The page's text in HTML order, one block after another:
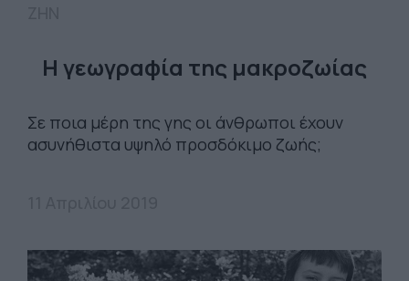
Η γεωγραφία της μακροζωίας
Σε ποια μέρη της γης οι άνθρωποι έχουν
ασυνήθιστα υψηλό προσδόκιμο ζωής;